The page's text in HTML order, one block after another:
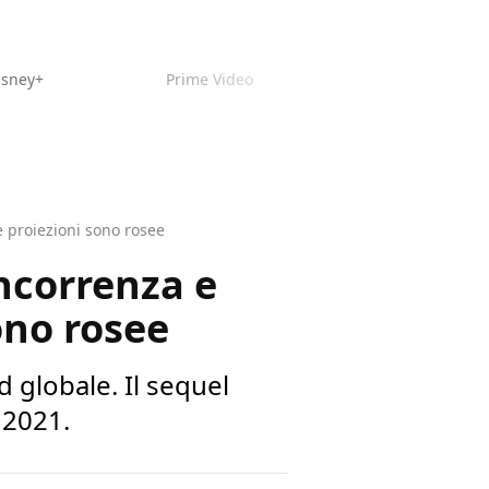
Prime Video
sono rosee
e
rosee
globale. Il sequel